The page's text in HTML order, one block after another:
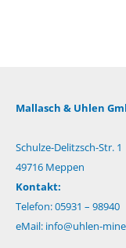
Mallasch & Uhlen
Schulze-Delitzsch-Str. 1
49716 Meppen
Kontakt:
Telefon: 05931 – 98940
eMail: info@uhlen-